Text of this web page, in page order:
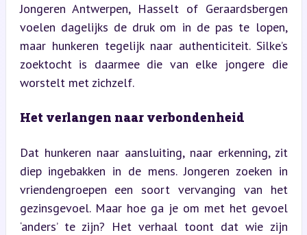
Jongeren Antwerpen, Hasselt of Geraardsbergen
voelen dagelijks de druk om in de pas te lopen,
maar hunkeren tegelijk naar authenticiteit. Silke’s
zoektocht is daarmee die van elke jongere die
worstelt met zichzelf.
Het verlangen naar verbondenheid
Dat hunkeren naar aansluiting, naar erkenning, zit
diep ingebakken in de mens. Jongeren zoeken in
vriendengroepen een soort vervanging van het
gezinsgevoel. Maar hoe ga je om met het gevoel
‘anders’ te zijn? Het verhaal toont dat wie zijn